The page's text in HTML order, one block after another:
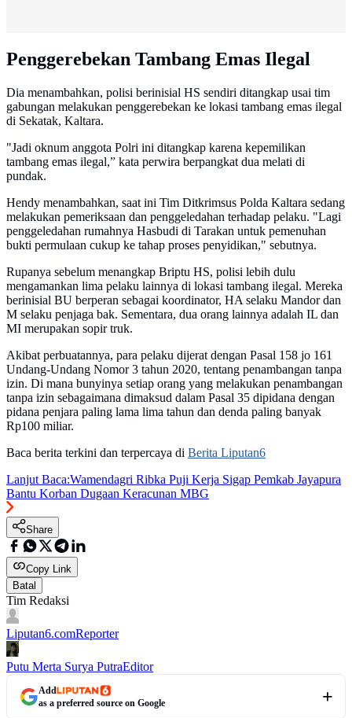
Penggerebekan Tambang Emas Ilegal
Dia menambahkan, polisi berinisial HS sendiri ditangkap usai tim
gabungan melakukan penggerebekan ke lokasi tambang emas ilegal
di Sekatak, Kaltara.
"Jadi oknum anggota Polri ini ditangkap karena kepemilikan
tambang emas ilegal,” kata perwira berpangkat dua melati di
pundak.
Hendy menambahkan, saat ini Tim Ditkrimsus Polda Kaltara sedang
melakukan pemeriksaan dan penggeledahan terhadap pelaku. "Lagi
penggeledahan rumahnya Hasbudi di Tarakan untuk pemenuhan
bukti permulaan cukup ke tahap proses penyidikan," sebutnya.
Rupanya sebelum menangkap Briptu HS, polisi lebih dulu
mengamankan lima pelaku lainnya di lokasi tambang ilegal. Mereka
berinisial BU berperan sebagai koordinator, HA selaku Mandor dan
M selaku penjaga bak. Sementara, dua orang lainnya adalah IL dan
MI merupakan sopir truk.
Akibat perbuatannya, para pelaku dijerat dengan Pasal 158 jo 161
Undang-Undang Nomor 3 tahun 2020, tentang penambangan tanpa
izin. Di mana bunyinya setiap orang yang melakukan penambangan
tanpa izin sebagaimana dimaksud dalam Pasal 35 dipidana dengan
pidana penjara paling lama lima tahun dan denda paling banyak
Rp100 miliar.
Baca berita terkini dan terpercaya di Berita Liputan6
Lanjut Baca:Wamendagri Ribka Puji Kerja Sigap Pemkab Jayapura
Bantu Korban Dugaan Keracunan MBG
Share
Copy Link
Batal
Tim Redaksi
Liputan6.comReporter
Putu Merta Surya PutraEditor
Add
as a preferred source on Google